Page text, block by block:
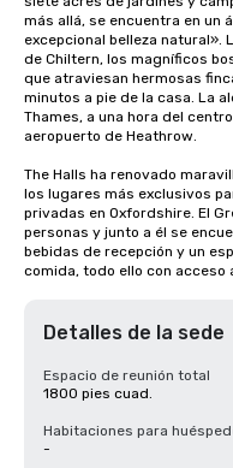
más allá, se encuentra en un
excepcional belleza natural».
de Chiltern, los magníficos
que atraviesan hermosas
minutos a pie de la casa. La
Thames, a una hora del
aeropuerto de Heathrow.
The Halls ha renovado
los lugares más exclusivos
privadas en Oxfordshire. El
personas y junto a él se
bebidas de recepción y un
comida, todo ello con acceso
Detalles de la sede
Espacio de reunión total
1800 pies cuad.
Habitaciones para
-